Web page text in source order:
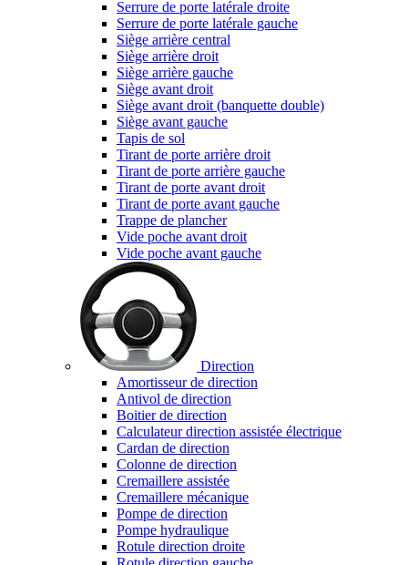
Serrure de porte latérale droite
Serrure de porte latérale gauche
Siège arrière central
Siège arrière droit
Siège arrière gauche
Siège avant droit
Siège avant droit (banquette double)
Siège avant gauche
Tapis de sol
Tirant de porte arrière droit
Tirant de porte arrière gauche
Tirant de porte avant droit
Tirant de porte avant gauche
Trappe de plancher
Vide poche avant droit
Vide poche avant gauche
Direction
Amortisseur de direction
Antivol de direction
Boitier de direction
Calculateur direction assistée électrique
Cardan de direction
Colonne de direction
Cremaillere assistée
Cremaillere mécanique
Pompe de direction
Pompe hydraulique
Rotule direction droite